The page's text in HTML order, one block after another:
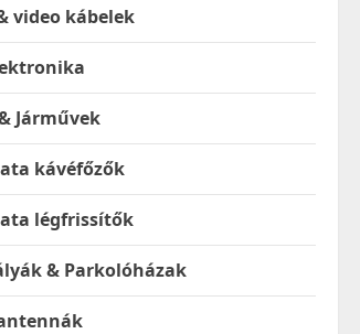
video kábelek
Járművek
kávéfőzők
légfrissítők
& Parkolóházak